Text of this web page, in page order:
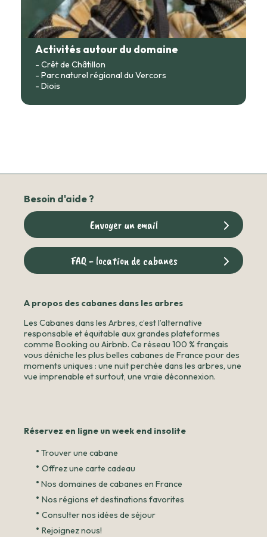
Activités autour du domaine
- Crêt de Châtillon
- Parc naturel régional du Vercors
- Diois
Besoin d'aide ?
Envoyer un email
FAQ - location de cabanes
A propos des cabanes dans les arbres
Les Cabanes dans les Arbres, c’est l’alternative
responsable et équitable aux grandes plateformes
comme Booking ou Airbnb. Ce réseau 100 % français
vous déniche les plus belles cabanes de France pour des
moments uniques : une nuit perchée dans les arbres, une
vue imprenable et surtout, une vraie déconnexion.
Réservez en ligne un week end insolite
• Trouver une cabane
• Offrez une carte cadeau
• Nos domaines de cabanes en France
• Nos régions et destinations favorites
• Consulter nos idées de séjour
• Rejoignez nous!